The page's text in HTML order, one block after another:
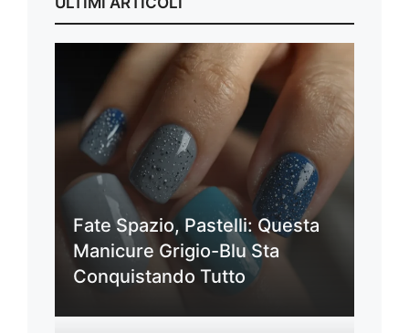
Fate Spazio, Pastelli: Questa
Manicure Grigio-Blu Sta
Conquistando Tutto